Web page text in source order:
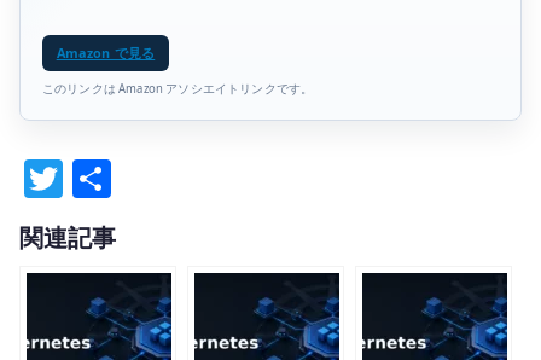
Amazon で見る
このリンクは Amazon アソシエイトリンクです。
T
w
it
te
r
有
関連記事